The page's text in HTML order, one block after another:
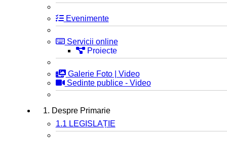
Evenimente
Servicii online
Proiecte
Galerie Foto | Video
Sedinte publice - Video
1. Despre Primarie
1.1 LEGISLAȚIE